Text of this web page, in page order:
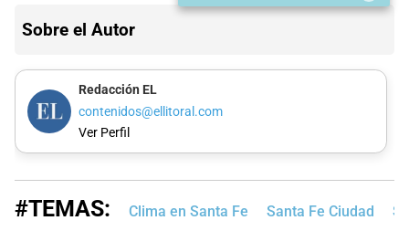
Sobre el Autor
Redacción EL
contenidos@ellitoral.com
Ver Perfil
#TEMAS: Clima en Santa Fe Santa Fe Ciudad